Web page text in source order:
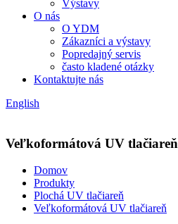
Výstavy
O nás
O YDM
Zákazníci a výstavy
Popredajný servis
často kladené otázky
Kontaktujte nás
English
Veľkoformátová UV tlačiareň
Domov
Produkty
Plochá UV tlačiareň
Veľkoformátová UV tlačiareň